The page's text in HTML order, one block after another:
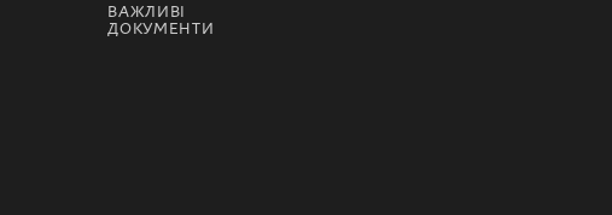
ВАЖЛИВІ
ДОКУМЕНТИ